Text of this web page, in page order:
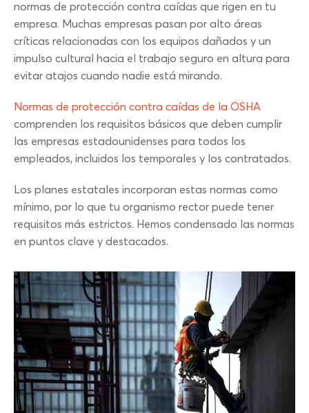
normas de protección contra caídas que rigen en tu
empresa. Muchas empresas pasan por alto áreas
críticas relacionadas con los equipos dañados y un
impulso cultural hacia el trabajo seguro en altura para
evitar atajos cuando nadie está mirando.
Normas de protección contra caídas de la OSHA
comprenden los requisitos básicos que deben cumplir
las empresas estadounidenses para todos los
empleados, incluidos los temporales y los contratados.
Los planes estatales incorporan estas normas como
mínimo, por lo que tu organismo rector puede tener
requisitos más estrictos. Hemos condensado las normas
en puntos clave y destacados.